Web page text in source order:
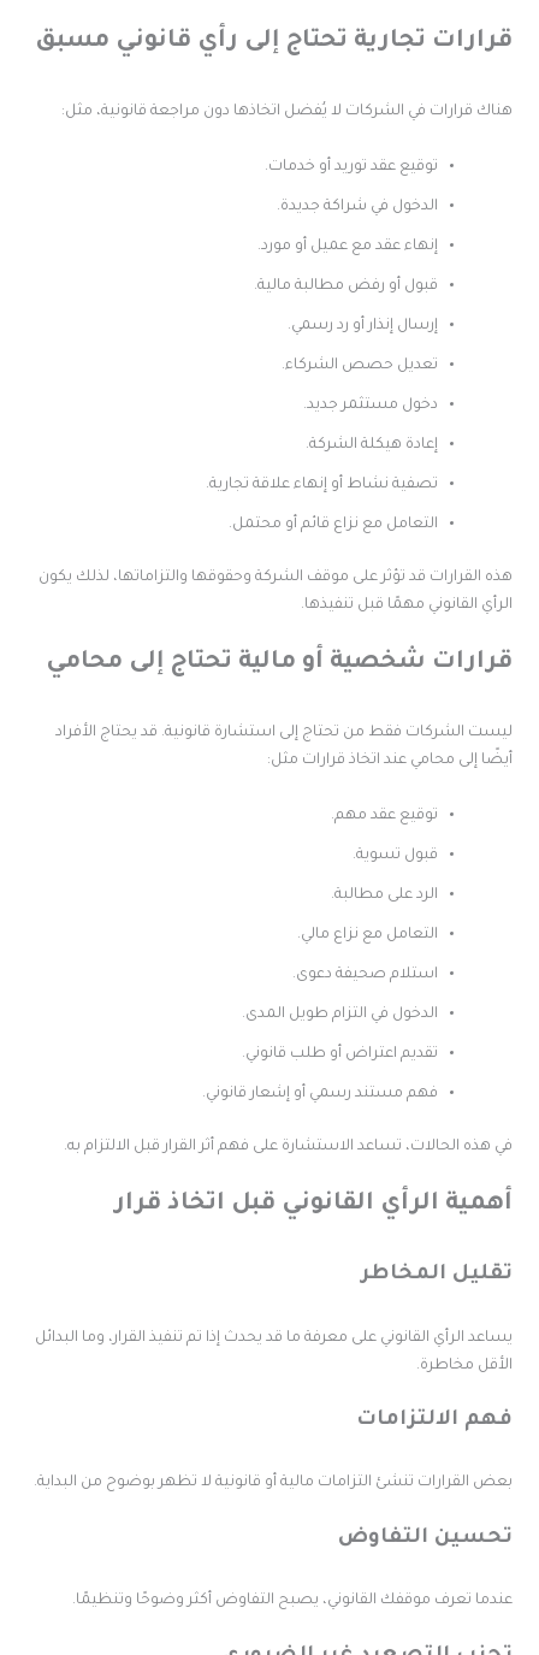
تجارية تحتاج إلى رأي قانوني مسبق
قرارات في الشركات لا يُفضل اتخاذها دون مراجعة قانونية، مثل:
توقيع عقد توريد أو خدمات.
الدخول في شراكة جديدة.
إنهاء عقد مع عميل أو مورد.
قبول أو رفض مطالبة مالية.
إرسال إنذار أو رد رسمي.
تعديل حصص الشركاء.
دخول مستثمر جديد.
إعادة هيكلة الشركة.
تصفية نشاط أو إنهاء علاقة تجارية.
التعامل مع نزاع قائم أو محتمل.
القرارات قد تؤثر على موقف الشركة وحقوقها والتزاماتها، لذلك يكون
القانوني مهمًا قبل تنفيذها.
شخصية أو مالية تحتاج إلى محامي
الشركات فقط من تحتاج إلى استشارة قانونية. قد يحتاج الأفراد
إلى محامي عند اتخاذ قرارات مثل:
توقيع عقد مهم.
قبول تسوية.
الرد على مطالبة.
التعامل مع نزاع مالي.
استلام صحيفة دعوى.
الدخول في التزام طويل المدى.
تقديم اعتراض أو طلب قانوني.
فهم مستند رسمي أو إشعار قانوني.
هذه الحالات، تساعد الاستشارة على فهم أثر القرار قبل الالتزام به.
الرأي القانوني قبل اتخاذ قرار
المخاطر
الرأي القانوني على معرفة ما قد يحدث إذا تم تنفيذ القرار، وما البدائل
مخاطرة.
الالتزامات
القرارات تنشئ التزامات مالية أو قانونية لا تظهر بوضوح من البداية.
التفاوض
تعرف موقفك القانوني، يصبح التفاوض أكثر وضوحًا وتنظيمًا.